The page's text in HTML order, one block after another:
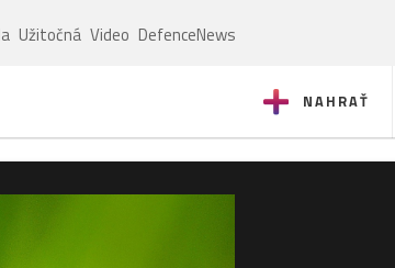
Užitočná Video DefenceNews
NAHRAŤ